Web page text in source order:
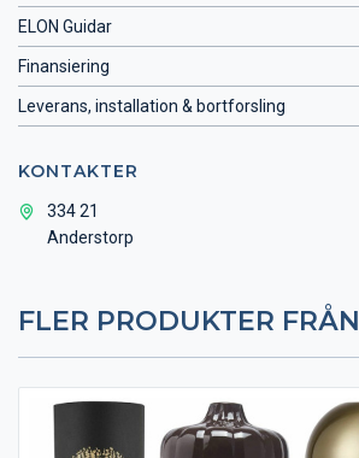
ELON Guidar
Finansiering
Leverans, installation & bortforsling
KONTAKTER
334 21
Anderstorp
FLER PRODUKTER FRÅN